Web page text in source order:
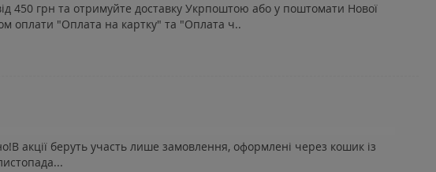
450 грн та отримуйте доставку Укрпоштою або у поштомати Нової
оплати "Оплата на картку" та "Оплата ч..
акції беруть участь лише замовлення, оформлені через кошик із